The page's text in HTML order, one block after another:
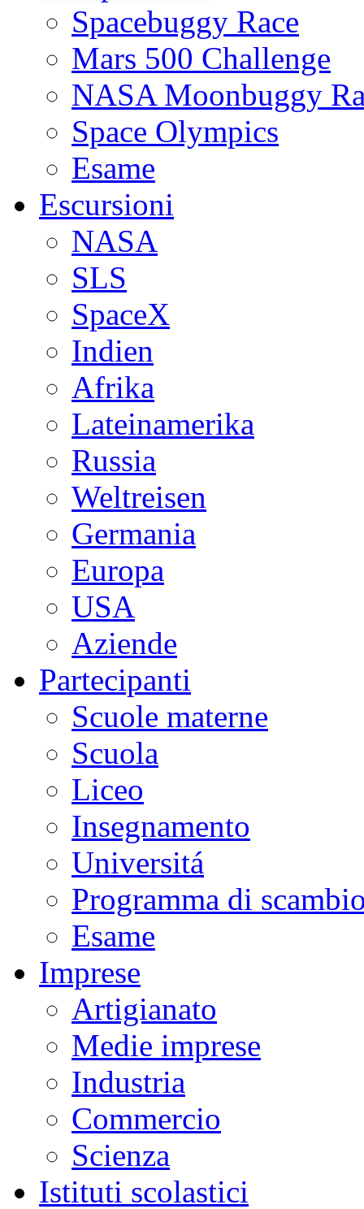
Spacebuggy Race
Mars 500 Challenge
NASA Moonbuggy
Space Olympics
Esame
Escursioni
NASA
SLS
SpaceX
Indien
Afrika
Lateinamerika
Russia
Weltreisen
Germania
Europa
USA
Aziende
Partecipanti
Scuole materne
Scuola
Liceo
Insegnamento
Universitá
Programma di
Esame
Imprese
Artigianato
Medie imprese
Industria
Commercio
Scienza
Istituti scolastici